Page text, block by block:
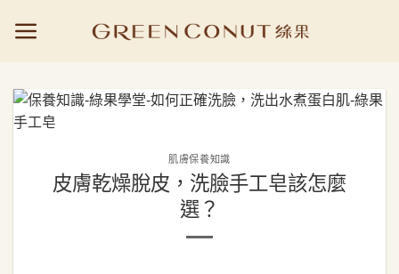
肌膚保養知識
皮膚乾燥脫皮，洗臉手工皂該怎麼
選？